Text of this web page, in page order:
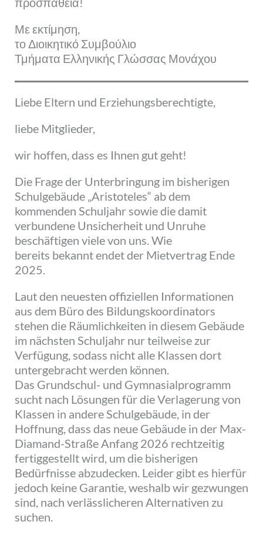
Με εκτίμηση,
το Διοικητικό Συμβούλιο
Τμήματα Ελληνικής Γλώσσας Μονάχου
Liebe Eltern und Erziehungsberechtigte,
liebe Mitglieder,
wir hoffen, dass es Ihnen gut geht!
Die Frage der Unterbringung im bisherigen
Schulgebäude „Aristoteles“ ab dem
kommenden Schuljahr sowie die damit
verbundene Unsicherheit und Unruhe
beschäftigen viele von uns. Wie
bereits bekannt endet der Mietvertrag Ende
2025.
Laut den neuesten offiziellen Informationen
aus dem Büro des Bildungskoordinators
stehen die Räumlichkeiten in diesem Gebäude
im nächsten Schuljahr nur teilweise zur
Verfügung, sodass nicht alle Klassen dort
untergebracht werden können.
Das Grundschul- und Gymnasialprogramm
sucht nach Lösungen für die Verlagerung von
Klassen in andere Schulgebäude, in der
Hoffnung, dass das neue Gebäude in der Max-
Diamand-Straße Anfang 2026 rechtzeitig
fertiggestellt wird, um die bisherigen
Bedürfnisse abzudecken. Leider gibt es hierfür
jedoch keine Garantie, weshalb wir gezwungen
sind, nach verlässlicheren Alternativen zu
suchen.